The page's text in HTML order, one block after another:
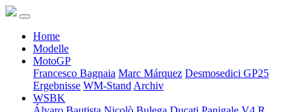
Home
Modelle
MotoGP
Francesco Bagnaia Marc Márquez Desmosedici GP25
Ergebnisse WM-Stand Archiv
WSBK